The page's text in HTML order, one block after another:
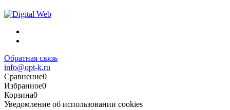
Обратная связь
info@opt-k.ru
Сравнение0
Избранное0
Корзина0
Уведомление об использовании cookies